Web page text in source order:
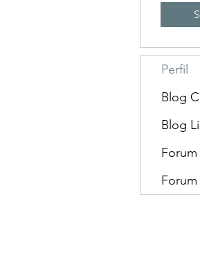
Perfil
Blog
Blog
Forum